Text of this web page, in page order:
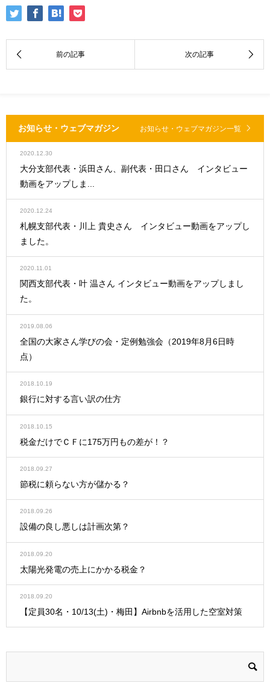
お知らせ・ウェブマガジン お知らせ・ウェブマガジン一覧
2020.12.30
大分支部代表・浜田さん、副代表・田口さん インタビュー
動画をアップしま...
2020.12.24
札幌支部代表・川上 貴史さん インタビュー動画をアップし
ました。
2020.11.01
関西支部代表・叶 温さん インタビュー動画をアップしまし
た。
2019.08.06
全国の大家さん学びの会・定例勉強会（2019年8月6日時
点）
2018.10.19
銀行に対する言い訳の仕方
2018.10.15
税金だけでＣＦに175万円もの差が！？
2018.09.27
節税に頼らない方が儲かる？
2018.09.26
設備の良し悪しは計画次第？
2018.09.20
太陽光発電の売上にかかる税金？
2018.09.20
【定員30名・10/13(土)・梅田】Airbnbを活用した空室対策